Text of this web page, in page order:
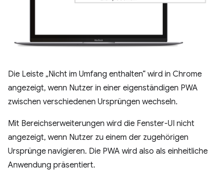
Die Leiste „Nicht im Umfang enthalten“ wird in Chrome
angezeigt, wenn Nutzer in einer eigenständigen PWA
zwischen verschiedenen Ursprüngen wechseln.
Mit Bereichserweiterungen wird die Fenster-UI nicht
angezeigt, wenn Nutzer zu einem der zugehörigen
Ursprünge navigieren. Die PWA wird also als einheitliche
Anwendung präsentiert.